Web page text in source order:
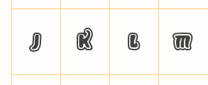
J K L M